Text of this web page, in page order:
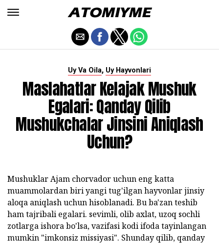
Uy Va Oila, Uy Hayvonlari
Maslahatlar Kelajak Mushuk
Egalari: Qanday Qilib
Mushukchalar Jinsini Aniqlash
Uchun?
Mushuklar Ajam chorvador uchun eng katta
muammolardan biri yangi tug'ilgan hayvonlar jinsiy
aloqa aniqlash uchun hisoblanadi. Bu ba'zan teshib
ham tajribali egalari. sevimli, olib axlat, uzoq sochli
zotlarga ishora bo'lsa, vazifasi kodi ifoda tayinlangan
mumkin "imkonsiz missiyasi". Shunday qilib, qanday